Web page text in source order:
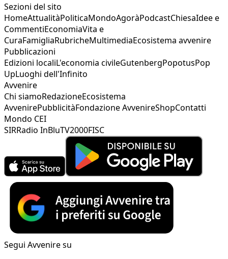
Sezioni del sito
HomeAttualitàPoliticaMondoAgoràPodcastChiesaIdee e
CommentiEconomiaVita e
CuraFamigliaRubricheMultimediaEcosistema avvenire
Pubblicazioni
Edizioni localiL'economia civileGutenbergPopotusPop
UpLuoghi dell'Infinito
Avvenire
Chi siamoRedazioneEcosistema
AvvenirePubblicitàFondazione AvvenireShopContatti
Mondo CEI
SIRRadio InBluTV2000FISC
Segui Avvenire su